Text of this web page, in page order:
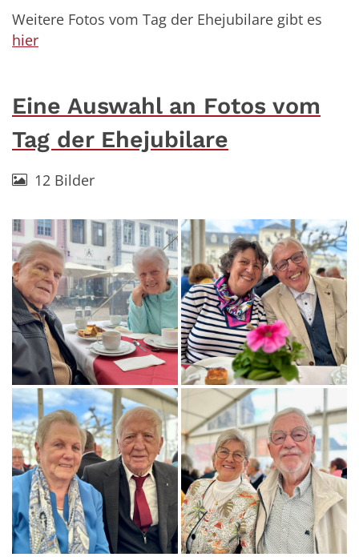
Weitere Fotos vom Tag der Ehejubilare gibt es
hier
Eine Auswahl an Fotos vom
Tag der Ehejubilare
12 Bilder